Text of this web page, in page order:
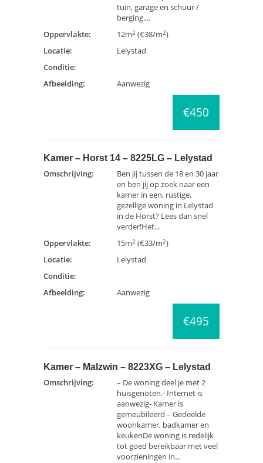
tuin, garage en schuur /
berging....
Oppervlakte:
12m2 (€38/m2)
Locatie:
Lelystad
Conditie:
Afbeelding:
Aanwezig
€450
Kamer – Horst 14 – 8225LG – Lelystad
Omschrijving:
Ben jij tussen de 18 en 30 jaar
en ben jij op zoek naar een
kamer in een, rustige,
gezellige woning in Lelystad
in de Horst? Lees dan snel
verder!Het...
Oppervlakte:
15m2 (€33/m2)
Locatie:
Lelystad
Conditie:
Afbeelding:
Aanwezig
€495
Kamer – Malzwin – 8223XG – Lelystad
Omschrijving:
– De woning deel je met 2
huisgenoten.- Internet is
aanwezig- Kamer is
gemeubileerd – Gedeelde
woonkamer, badkamer en
keukenDe woning is redelijk
tot goed bereikbaar met veel
voorzieningen in...